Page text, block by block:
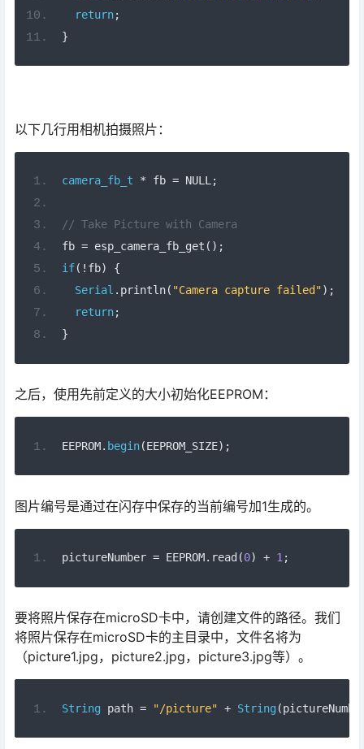
return;
}
以下几行用相机拍摄照片：
camera_fb_t * fb = NULL;
// Take Picture with Camera
fb = esp_camera_fb_get ();
if(! fb)
{
Serial . println( "Camera capture failed");
return;
}
之后，使用先前定义的大小初始化EEPROM：
EEPROM. begin(EEPROM_SIZE);
图片编号是通过在闪存中保存的当前编号加1生成的。
pictureNumber = EEPROM. read (0) + 1;
要将照片保存在microSD卡中，请创建文件的路径。我们
将照片保存在microSD卡的主目录中，文件名将为
（picture1.jpg，picture2.jpg，picture3.jpg等）。
String path = "/picture" + String (